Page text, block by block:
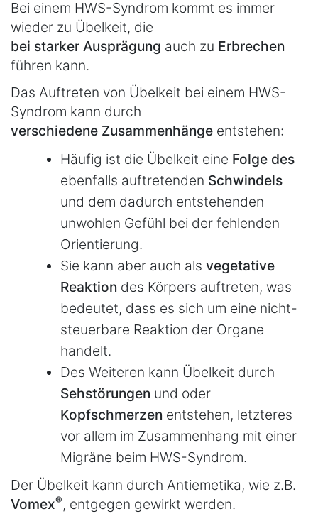
Bei einem HWS-Syndrom kommt es immer
wieder zu Übelkeit, die
bei starker Ausprägung auch zu Erbrechen
führen kann.
Das Auftreten von Übelkeit bei einem HWS-
Syndrom kann durch
verschiedene Zusammenhänge entstehen:
Häufig ist die Übelkeit eine Folge des
ebenfalls auftretenden Schwindels
und dem dadurch entstehenden
unwohlen Gefühl bei der fehlenden
Orientierung.
Sie kann aber auch als vegetative
Reaktion des Körpers auftreten, was
bedeutet, dass es sich um eine nicht-
steuerbare Reaktion der Organe
handelt.
Des Weiteren kann Übelkeit durch
Sehstörungen und oder
Kopfschmerzen entstehen, letzteres
vor allem im Zusammenhang mit einer
Migräne beim HWS-Syndrom.
Der Übelkeit kann durch Antiemetika, wie z.B.
Vomex®, entgegen gewirkt werden.